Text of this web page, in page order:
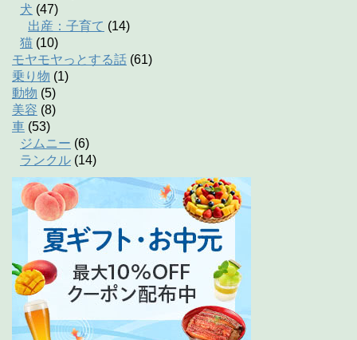
犬 (47)
出産：子育て (14)
猫 (10)
モヤモヤっとする話 (61)
乗り物 (1)
動物 (5)
美容 (8)
車 (53)
ジムニー (6)
ランクル (14)